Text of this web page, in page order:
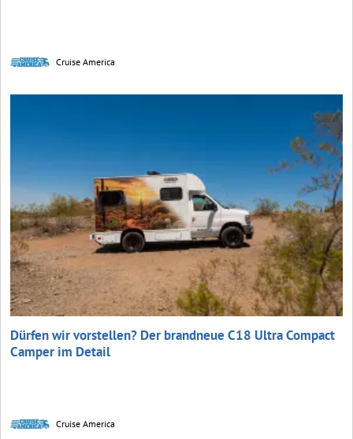
Cruise America
Dürfen wir vorstellen? Der brandneue C18 Ultra Compact
Camper im Detail
Cruise America